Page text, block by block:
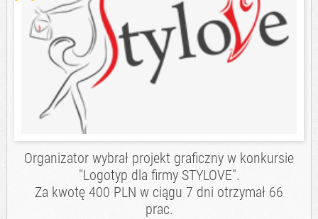
Organizator wybrał projekt graficzny w konkursie
"Logotyp dla firmy STYLOVE".
Za kwotę 400 PLN w ciągu 7 dni otrzymał 66
prac.